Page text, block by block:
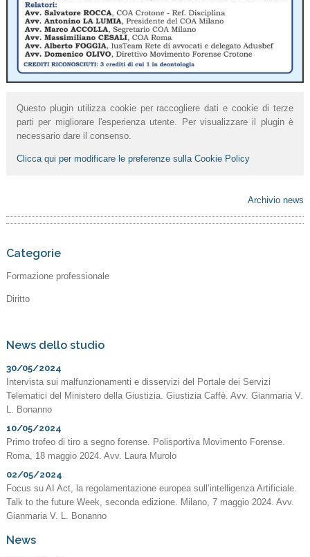
Questo plugin utilizza cookie per raccogliere dati e cookie di terze
parti per migliorare l'esperienza utente. Per visualizzare il plugin è
necessario dare il consenso.
Clicca qui per modificare le preferenze sulla Cookie Policy
Archivio news
Categorie
Formazione professionale
Diritto
News dello studio
30/05/2024
Intervista sui malfunzionamenti e disservizi del Portale dei Servizi
Telematici del Ministero della Giustizia. Giustizia Caffè. Avv. Gianmaria V.
L. Bonanno
10/05/2024
Primo trofeo di tiro a segno forense. Polisportiva Movimento Forense.
Roma, 18 maggio 2024. Avv. Laura Murolo
02/05/2024
Focus su AI Act, la regolamentazione europea sull’intelligenza Artificiale.
Talk to the future Week, seconda edizione. Milano, 7 maggio 2024. Avv.
Gianmaria V. L. Bonanno
News